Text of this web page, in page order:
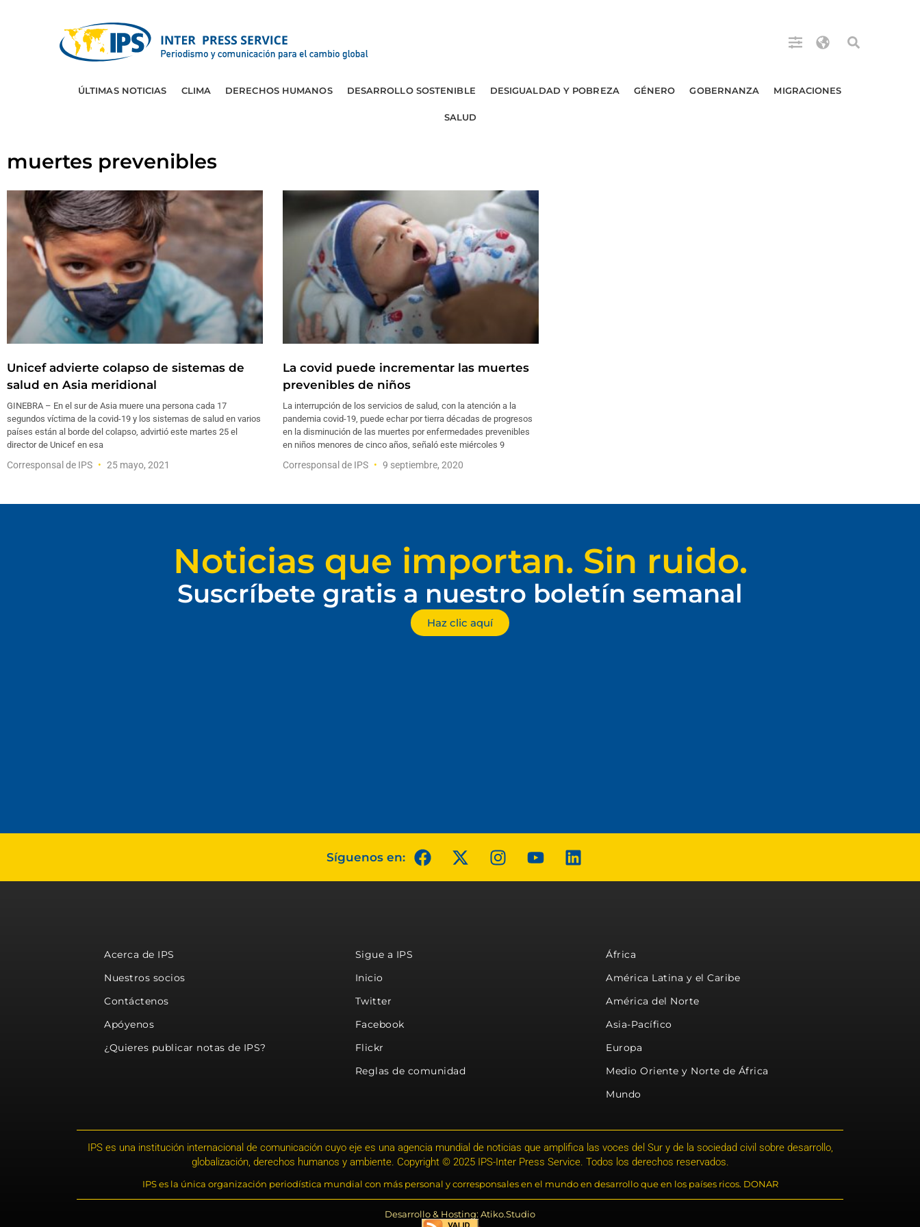
ÚLTIMAS NOTICIAS CLIMA DERECHOS HUMANOS DESARROLLO SOSTENIBLE DESIGUALDAD Y POBREZA GÉNERO GOBERNANZA MIGRACIONES
SALUD
muertes prevenibles
Unicef advierte colapso de sistemas de
salud en Asia meridional
GINEBRA – En el sur de Asia muere una persona cada 17
segundos víctima de la covid-19 y los sistemas de salud en varios
países están al borde del colapso, advirtió este martes 25 el
director de Unicef en esa
Corresponsal de IPS 25 mayo, 2021
La covid puede incrementar las muertes
prevenibles de niños
La interrupción de los servicios de salud, con la atención a la
pandemia covid-19, puede echar por tierra décadas de progresos
en la disminución de las muertes por enfermedades prevenibles
en niños menores de cinco años, señaló este miércoles 9
Corresponsal de IPS 9 septiembre, 2020
Noticias que importan. Sin ruido.
Suscríbete gratis a nuestro boletín semanal
Haz clic aquí
Síguenos en:
Acerca de IPS
Nuestros socios
Contáctenos
Apóyenos
¿Quieres publicar notas de IPS?
Sigue a IPS
Inicio
Twitter
Facebook
Flickr
Reglas de comunidad
África
América Latina y el Caribe
América del Norte
Asia-Pacífico
Europa
Medio Oriente y Norte de África
Mundo
IPS es una institución internacional de comunicación cuyo eje es una agencia mundial de noticias que amplifica las voces del Sur y de la sociedad civil sobre desarrollo,
globalización, derechos humanos y ambiente. Copyright © 2025 IPS-Inter Press Service. Todos los derechos reservados.
IPS es la única organización periodística mundial con más personal y corresponsales en el mundo en desarrollo que en los países ricos. DONAR
Desarrollo & Hosting: Atiko.Studio